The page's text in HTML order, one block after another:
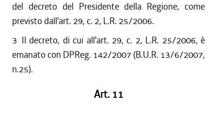
del decreto del Presidente della Regione, come
previsto dall'art. 29, c. 2, L.R. 25/2006.
3 Il decreto, di cui all'art. 29, c. 2, L.R. 25/2006, è
emanato con DPReg. 142/2007 (B.U.R. 13/6/2007,
n.25).
Art. 11